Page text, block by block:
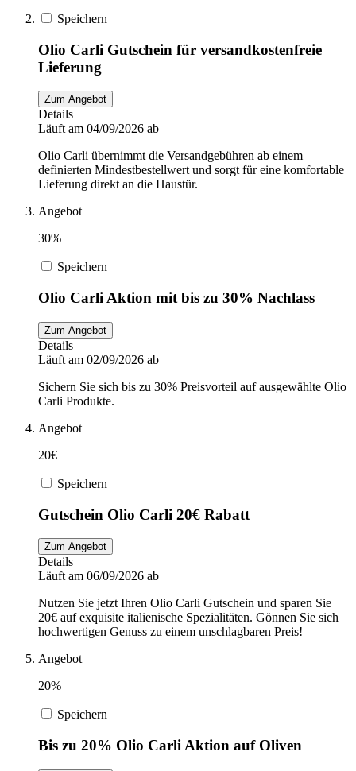
Speichern
Olio Carli Gutschein für versandkostenfreie
Lieferung
Zum Angebot
Details
Läuft am 04/09/2026 ab
Olio Carli übernimmt die Versandgebühren ab einem
definierten Mindestbestellwert und sorgt für eine komfortable
Lieferung direkt an die Haustür.
Angebot
30%
Speichern
Olio Carli Aktion mit bis zu 30% Nachlass
Zum Angebot
Details
Läuft am 02/09/2026 ab
Sichern Sie sich bis zu 30% Preisvorteil auf ausgewählte Olio
Carli Produkte.
Angebot
20€
Speichern
Gutschein Olio Carli 20€ Rabatt
Zum Angebot
Details
Läuft am 06/09/2026 ab
Nutzen Sie jetzt Ihren Olio Carli Gutschein und sparen Sie
20€ auf exquisite italienische Spezialitäten. Gönnen Sie sich
hochwertigen Genuss zu einem unschlagbaren Preis!
Angebot
20%
Speichern
Bis zu 20% Olio Carli Aktion auf Oliven